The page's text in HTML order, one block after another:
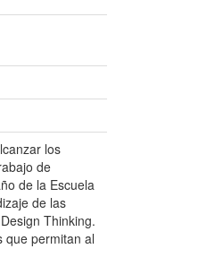
los
de
de la Escuela
de las
Thinking.
que permitan al